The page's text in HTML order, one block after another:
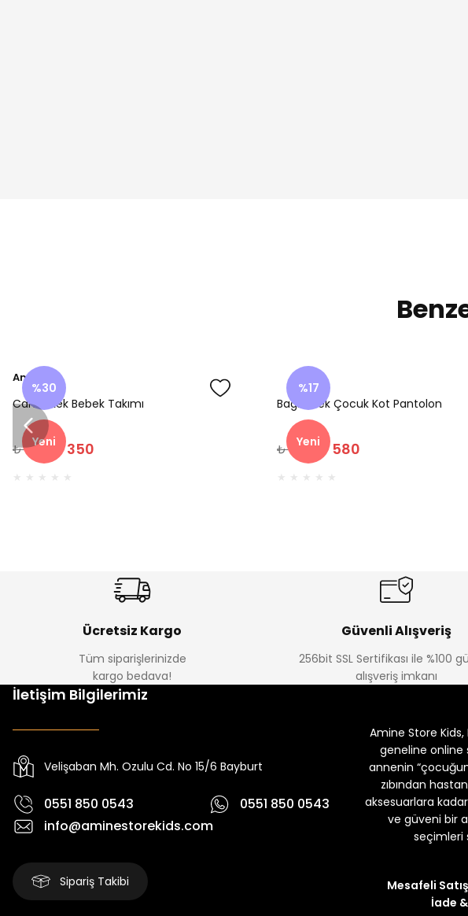
%30
Yeni
Amine
Cars Erkek Bebek Takımı
₺ 500 ₺ 350
%17
Yeni
Bagi Erkek Çocuk Kot Pantolon
₺ 700 ₺ 580
Ücretsiz Kargo
Tüm siparişlerinizde
kargo bedava!
Güvenli Alışveriş
256bit SSL Sertifikası ile %100
alışveriş imkanı
İletişim Bilgilerimiz
Velişaban Mh. Ozulu Cd. No 15/6 Bayburt
0551 850 0543
0551 850 0543
info@aminestorekids.com
Sipariş Takibi
Amine Store
geneline online
annenin
zıbından
aksesuarlara
ve güveni bir
seçimleri
Mesafeli
İade